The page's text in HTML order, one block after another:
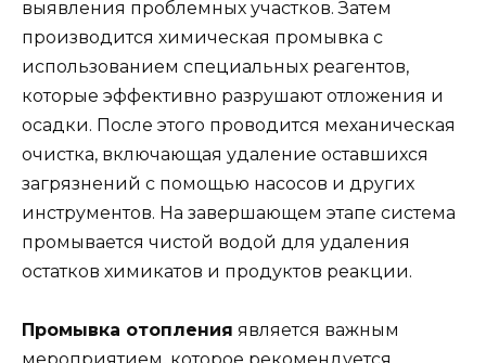
выявления проблемных участков. Затем
производится химическая промывка с
использованием специальных реагентов,
которые эффективно разрушают отложения и
осадки. После этого проводится механическая
очистка, включающая удаление оставшихся
загрязнений с помощью насосов и других
инструментов. На завершающем этапе система
промывается чистой водой для удаления
остатков химикатов и продуктов реакции.
Промывка отопления является важным